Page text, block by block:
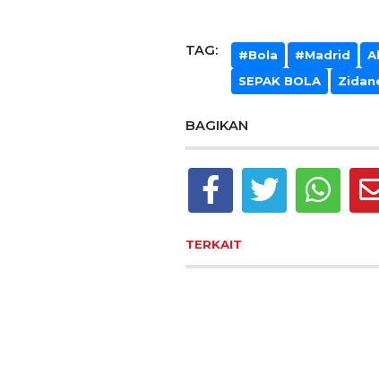
TAG: #Bola #Madrid
SEPAK BOLA
BAGIKAN
TERKAIT